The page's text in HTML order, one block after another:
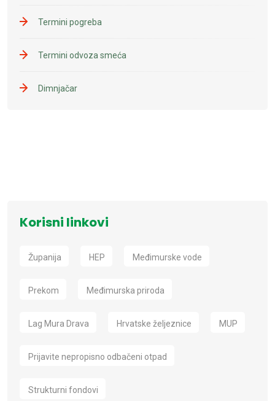
Termini pogreba
Termini odvoza smeća
Dimnjačar
Korisni linkovi
Županija HEP Međimurske vode
Prekom Međimurska priroda
Lag Mura Drava Hrvatske željeznice MUP
Prijavite nepropisno odbačeni otpad
Strukturni fondovi